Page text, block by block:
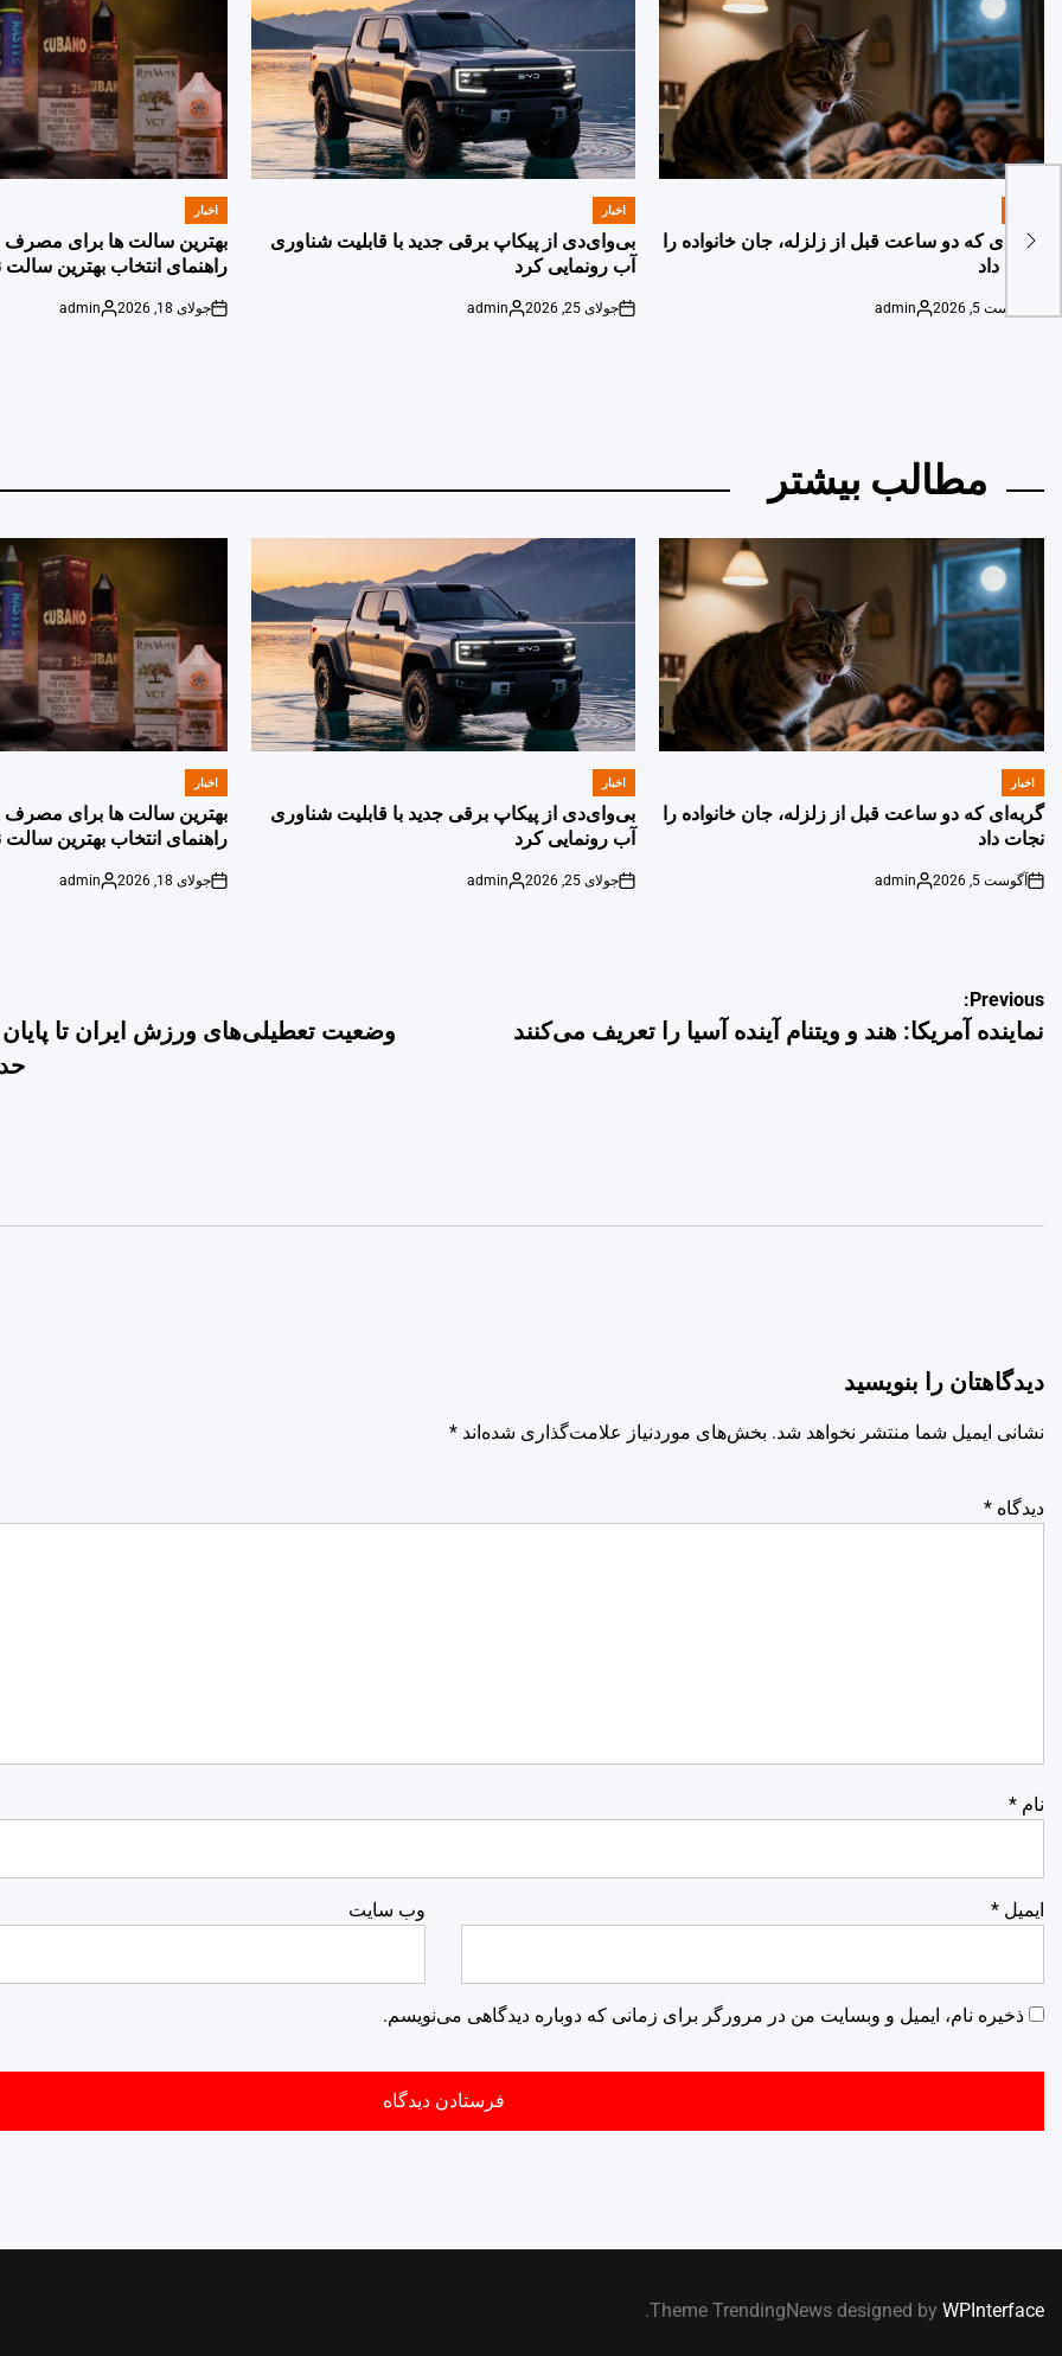
گربه‌ای که دو ساعت قبل از زلزله، جان خانواده را
نجات داد
on
آگوست 5, 2026
Posted
admin
POSTED
اخبار
بی‌وای‌دی از پیکاپ برقی جدید با قابلیت شناوری
آب رونمایی کرد
on
جولای 25, 2026
Posted
admin
POSTED
اخبار
بهترین سالت ها برای مصرف
راهنمای انتخاب بهترین سالت
on
جولای 18, 2026
Posted
admin
مطالب بیشتر
POSTED
IN
اخبار
گربه‌ای که دو ساعت قبل از زلزله، جان خانواده را
نجات داد
on
آگوست 5, 2026
Posted
admin
POSTED
اخبار
بی‌وای‌دی از پیکاپ برقی جدید با قابلیت شناوری
آب رونمایی کرد
on
جولای 25, 2026
Posted
admin
POSTED
اخبار
بهترین سالت ها برای مصرف
راهنمای انتخاب بهترین سالت
on
جولای 18, 2026
Posted
admin
راهبری
نوشته
Previous:
نماینده آمریکا: هند و ویتنام آینده آسیا را تعریف می‌کنند
وضعیت تعطیلی‌های ورزش ایران تا
دیدگاهتان را بنویسید
نشانی ایمیل شما منتشر نخواهد شد. بخش‌های موردنیاز علامت‌گذاری شده‌اند *
دیدگاه *
نام *
ایمیل * وب‌ سایت
ذخیره نام، ایمیل و وبسایت من در مرورگر برای زمانی که دوباره دیدگاهی می‌نویسم.
Theme TrendingNews designed by WPInterface
.